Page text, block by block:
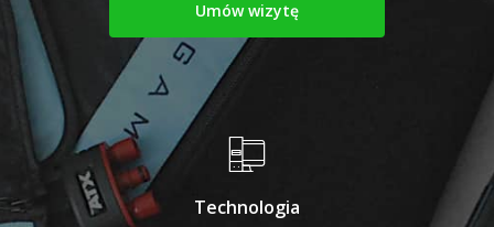
Umów wizytę
Technologia